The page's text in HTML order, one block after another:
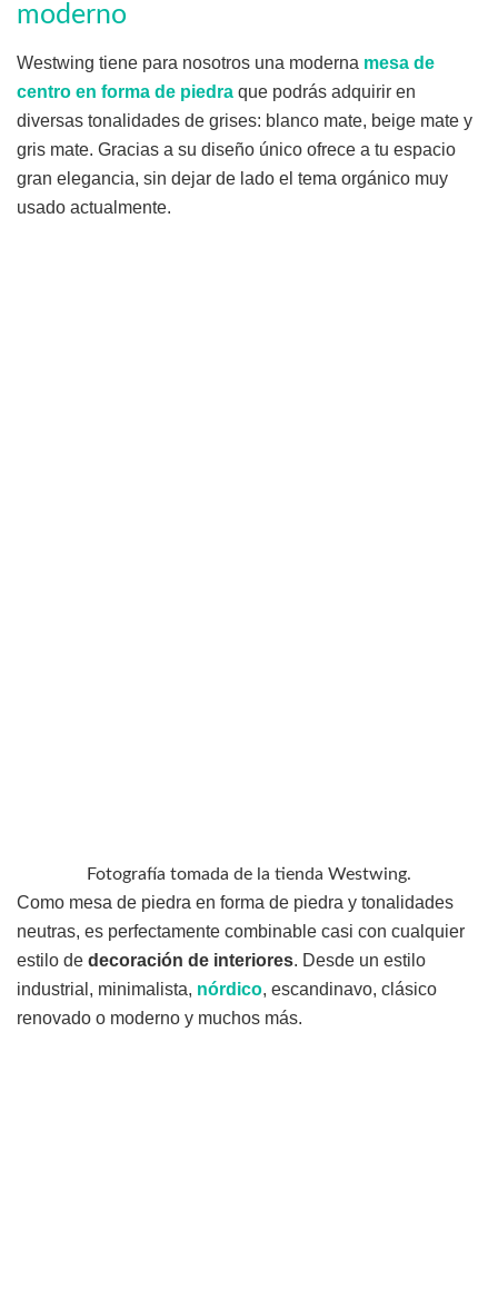
moderno
Westwing tiene para nosotros una moderna mesa de
centro en forma de piedra que podrás adquirir en
diversas tonalidades de grises: blanco mate, beige mate y
gris mate. Gracias a su diseño único ofrece a tu espacio
gran elegancia, sin dejar de lado el tema orgánico muy
usado actualmente.
Fotografía tomada de la tienda Westwing.
Como mesa de piedra en forma de piedra y tonalidades
neutras, es perfectamente combinable casi con cualquier
estilo de decoración de interiores. Desde un estilo
industrial, minimalista, nórdico, escandinavo, clásico
renovado o moderno y muchos más.